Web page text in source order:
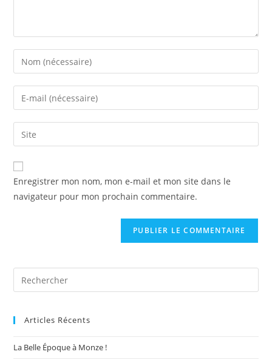
Enter
your
name
comment
Enter
your
email
address
comment
Saisir
l’URL
de
votre
(facultatif)
Enregistrer mon nom, mon e-mail et mon site dans le
navigateur pour mon prochain commentaire.
Articles Récents
La Belle Époque à Monze !